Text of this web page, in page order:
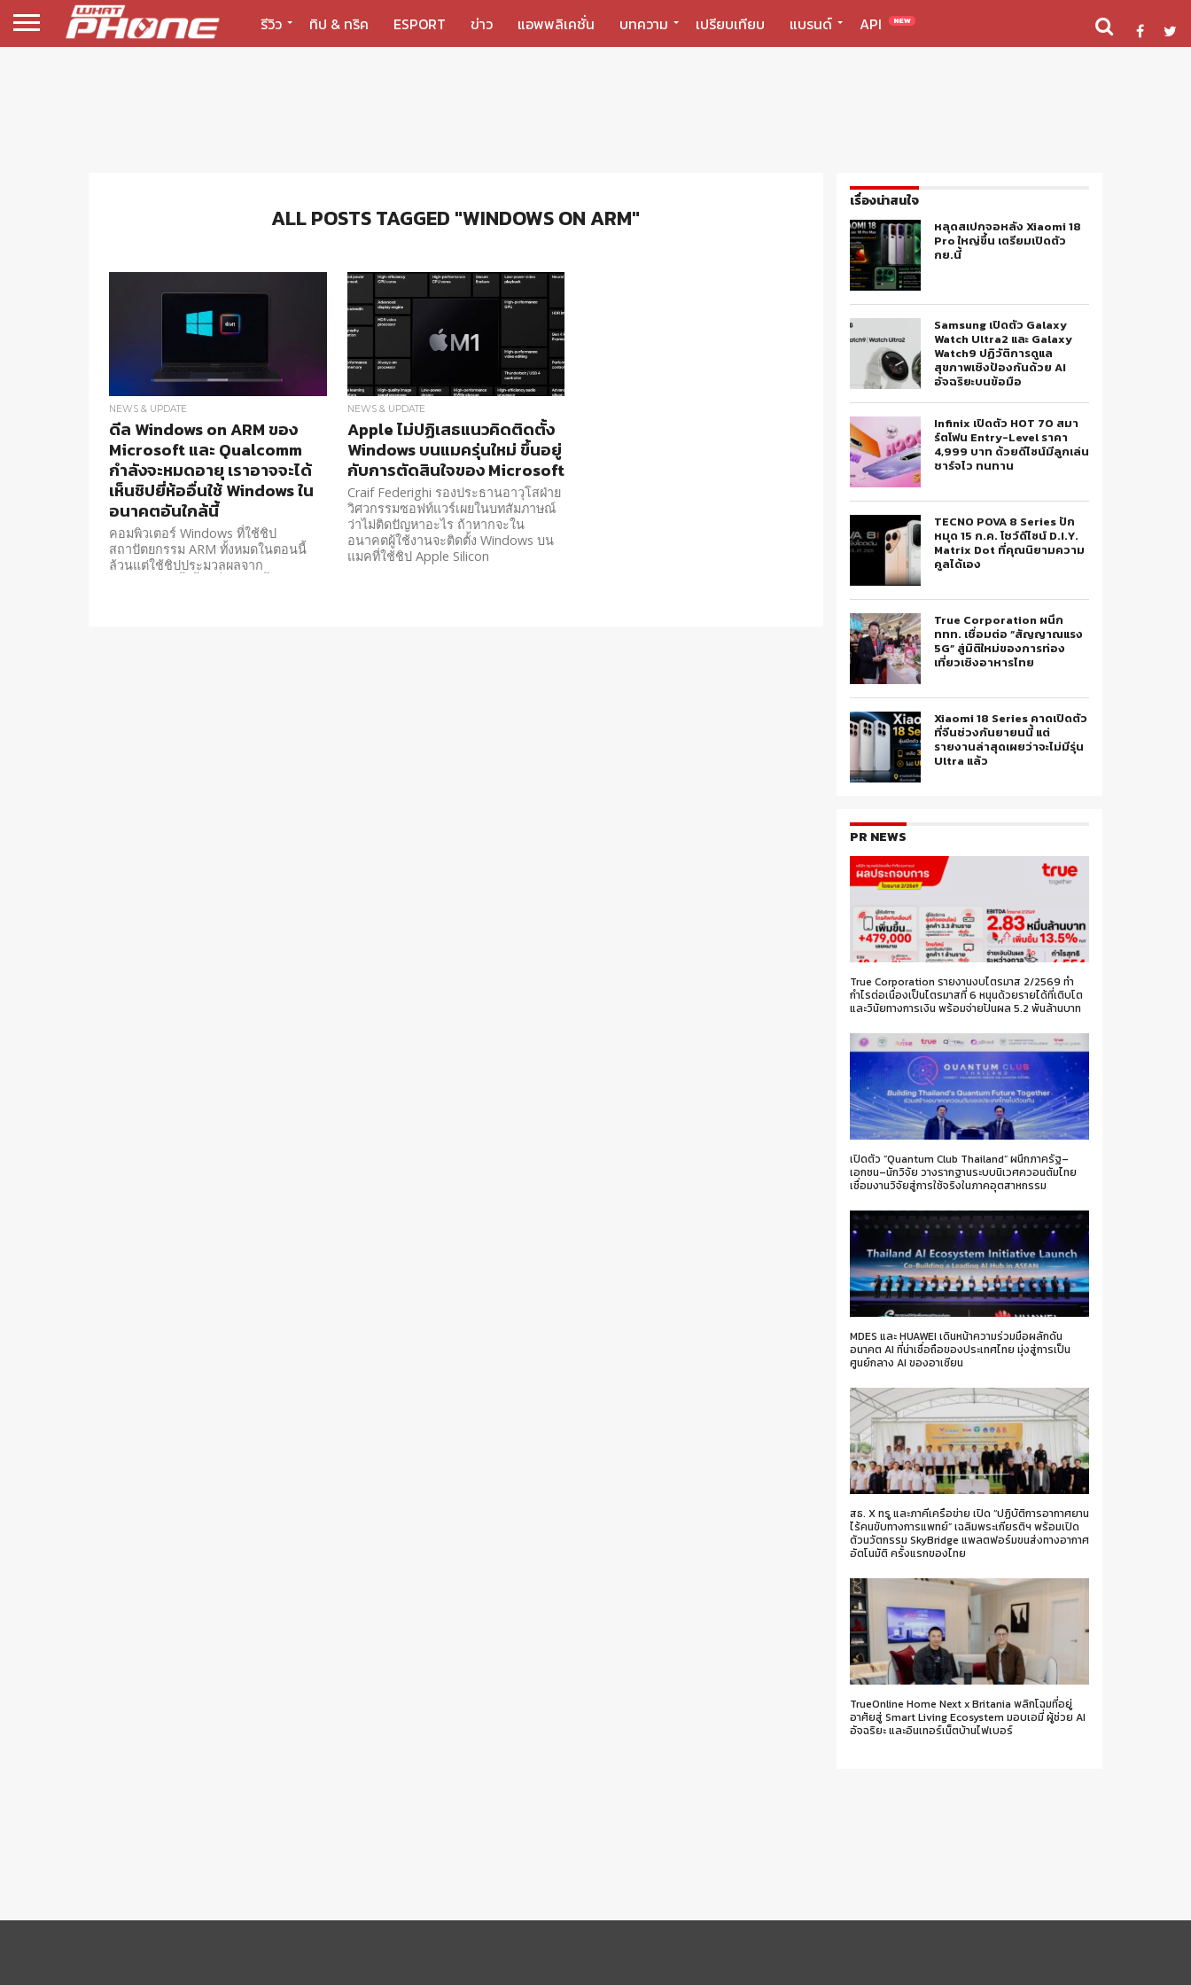
รีวิว ทิป & ทริค ESPORT ข่าว แอพพลิเคชั่น บทความ เปรียบเทียบ แบรนด์ API NEW
ALL POSTS TAGGED "WINDOWS ON ARM"
NEWS & UPDATE
ดีล Windows on ARM ของ
Microsoft และ Qualcomm
กำลังจะหมดอายุ เราอาจจะได้
เห็นชิปยี่ห้ออื่นใช้ Windows ใน
อนาคตอันใกล้นี้
คอมพิวเตอร์ Windows ที่ใช้ชิป
สถาปัตยกรรม ARM ทั้งหมดในตอนนี้
ล้วนแต่ใช้ชิปประมวลผลจาก
NEWS & UPDATE
Apple ไม่ปฏิเสธแนวคิดติดตั้ง
Windows บนแมครุ่นใหม่ ขึ้นอยู่
กับการตัดสินใจของ Microsoft
Craif Federighi รองประธานอาวุโสฝ่าย
วิศวกรรมซอฟท์แวร์เผยในบทสัมภาษณ์
ว่าไม่ติดปัญหาอะไร ถ้าหากจะใน
อนาคตผู้ใช้งานจะติดตั้ง Windows บน
แมคที่ใช้ชิป Apple Silicon
เรื่องน่าสนใจ
หลุดสเปกจอหลัง Xiaomi 18
Pro ใหญ่ขึ้น เตรียมเปิดตัว
กย.นี้
Samsung เปิดตัว Galaxy
Watch Ultra2 และ Galaxy
Watch9 ปฏิวัติการดูแล
สุขภาพเชิงป้องกันด้วย AI
อัจฉริยะบนข้อมือ
Infinix เปิดตัว HOT 70 สมา
ร์ตโฟน Entry-Level ราคา
4,999 บาท ด้วยดีไซน์มีลูกเล่น
ชาร์จไว ทนทาน
TECNO POVA 8 Series ปัก
หมุด 15 ก.ค. โชว์ดีไซน์ D.I.Y.
Matrix Dot ที่คุณนิยามความ
คูลได้เอง
True Corporation ผนึก
ททท. เชื่อมต่อ “สัญญาณแรง
5G” สู่มิติใหม่ของการท่อง
เที่ยวเชิงอาหารไทย
Xiaomi 18 Series คาดเปิดตัว
ที่จีนช่วงกันยายนนี้ แต่
รายงานล่าสุดเผยว่าจะไม่มีรุ่น
Ultra แล้ว
PR NEWS
True Corporation รายงานงบไตรมาส 2/2569 ทำ
กำไรต่อเนื่องเป็นไตรมาสที่ 6 หนุนด้วยรายได้ที่เติบโต
และวินัยทางการเงิน พร้อมจ่ายปันผล 5.2 พันล้านบาท
เปิดตัว “Quantum Club Thailand” ผนึกภาครัฐ–
เอกชน–นักวิจัย วางรากฐานระบบนิเวศควอนตัมไทย
เชื่อมงานวิจัยสู่การใช้จริงในภาคอุตสาหกรรม
MDES และ HUAWEI เดินหน้าความร่วมมือผลักดัน
อนาคต AI ที่น่าเชื่อถือของประเทศไทย มุ่งสู่การเป็น
ศูนย์กลาง AI ของอาเซียน
สธ. X ทรู และภาคีเครือข่าย เปิด “ปฏิบัติการอากาศยาน
ไร้คนขับทางการแพทย์” เฉลิมพระเกียรติฯ พร้อมเปิด
ตัวนวัตกรรม SkyBridge แพลตฟอร์มขนส่งทางอากาศ
อัตโนมัติ ครั้งแรกของไทย
TrueOnline Home Next x Britania พลิกโฉมที่อยู่
อาศัยสู่ Smart Living Ecosystem มอบเอมี่ ผู้ช่วย AI
อัจฉริยะ และอินเทอร์เน็ตบ้านไฟเบอร์